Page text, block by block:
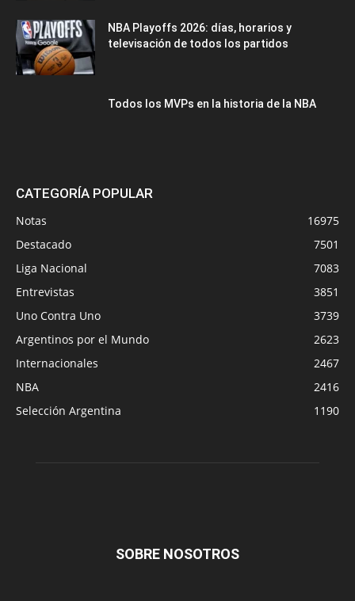
NBA Playoffs 2026: días, horarios y
televisación de todos los partidos
Todos los MVPs en la historia de la NBA
CATEGORÍA POPULAR
Notas
16975
Destacado
7501
Liga Nacional
7083
Entrevistas
3851
Uno Contra Uno
3739
Argentinos por el Mundo
2623
Internacionales
2467
NBA
2416
Selección Argentina
1190
SOBRE NOSOTROS